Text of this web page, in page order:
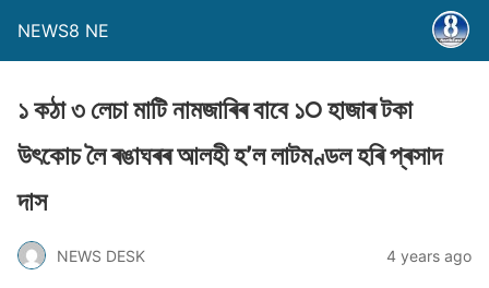
NEWS8 NE
১ কঠা ৩ লেচা মাটি নামজাৰিৰ বাবে ১੦ হাজাৰ টকা
উৎকােচ লৈ ৰঙাঘৰৰ আলহী হ’ল লাটমণ্ডল হৰি প্ৰসাদ
দাস
NEWS DESK 4 years ago